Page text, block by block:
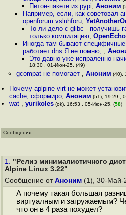
Питон-пакете из pypi,Аноним
Например, если, как советовал
openforum vsluhforu,
То ли дело с glibc - получишь
только компиляцию,OpenEcho
Иногда там бывают специфичные
работает dns Я не помню, ,
Это давно уже испраленно
18:30 , 01-Июн-25, (49)
gcompat не помогает , Аноним (40),
Почему aplpine-virt не может
cache, сформиро,Аноним (51), 19:29 ,
wat ,yurikoles (ok), 16:53 , 05-Июн-25, (58)
Сообщения
1. "Релиз минималистичного
Alpine Linux 3.22"
Сообщение от Аноним (1), 30-Май-
А почему такая большая
виртуалным и загружаемым?
что он в 4 раза похудел?